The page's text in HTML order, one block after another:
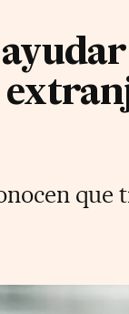
que